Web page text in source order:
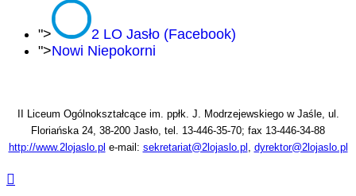
">
2 LO Jasło (Facebook)
">Nowi Niepokorni
II Liceum Ogólnokształcące im. ppłk. J. Modrzejewskiego w Jaśle, ul.
Floriańska 24, 38-200 Jasło, tel. 13-446-35-70; fax 13-446-34-88
http://www.2lojaslo.pl e-mail: sekretariat@2lojaslo.pl , dyrektor@2lojaslo.pl